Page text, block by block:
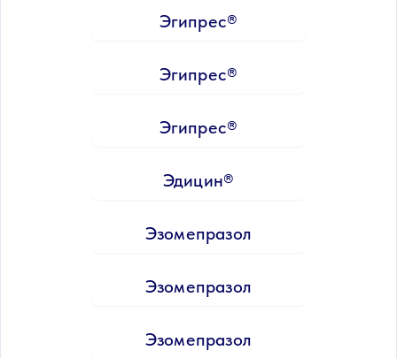
Эгипрес®
Эгипрес®
Эгипрес®
Эдицин®
Эзомепразол
Эзомепразол
Эзомепразол